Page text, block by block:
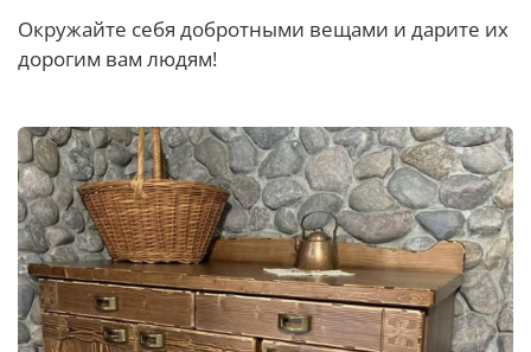
Окружайте себя добротными вещами и дарите их
дорогим вам людям!